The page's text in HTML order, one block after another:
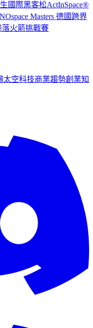
國際黑客松ActInSpace®
Masters 德國跨界
落火箭挑戰賽
太空科技商業趨勢創業知